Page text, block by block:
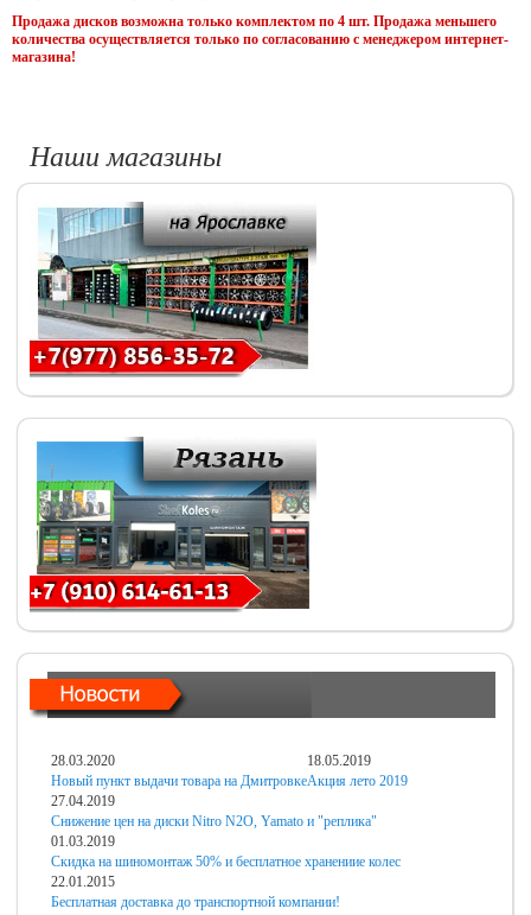
Продажа дисков возможна только комплектом по 4 шт. Продажа меньшего
количества осуществляется только по согласованию с менеджером интернет-
магазина!
Наши магазины
28.03.2020
Новый пункт выдачи товара на Дмитровке
18.05.2019
Акция лето 2019
27.04.2019
Снижение цен на диски Nitro N2O, Yamato и "реплика"
01.03.2019
Скидка на шиномонтаж 50% и бесплатное хранениие колес
22.01.2015
Бесплатная доставка до транспортной компании!